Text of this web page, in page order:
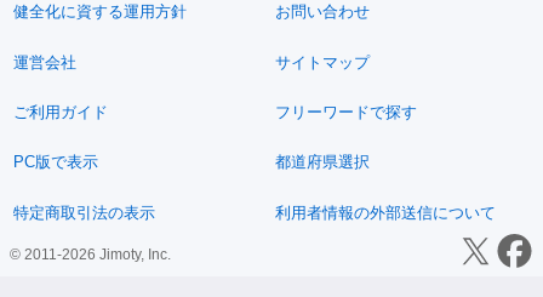
健全化に資する運用方針 お問い合わせ
運営会社 サイトマップ
ご利用ガイド フリーワードで探す
PC版で表示 都道府県選択
特定商取引法の表示 利用者情報の外部送信について
© 2011-2026 Jimoty, Inc.